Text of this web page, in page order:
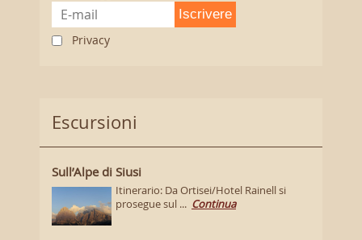
Iscrivere
Privacy
Escursioni
Sull’Alpe di Siusi
Itinerario: Da Ortisei/Hotel Rainell si
prosegue sul ... Continua